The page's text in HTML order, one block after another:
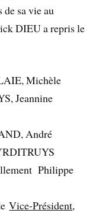
de sa vie au
DIEU a repris le
Michèle
Jeannine
André
Philippe
Vice-Président,